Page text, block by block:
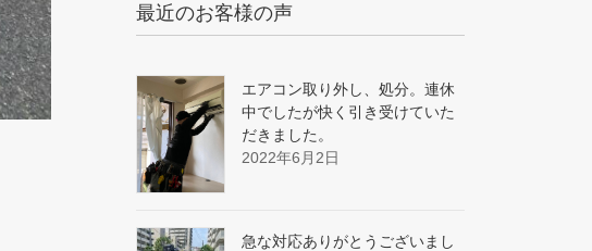
最近のお客様の声
エアコン取り外し、処分。連休
中でしたが快く引き受けていた
だきました。
2022年6月2日
急な対応ありがとうございまし